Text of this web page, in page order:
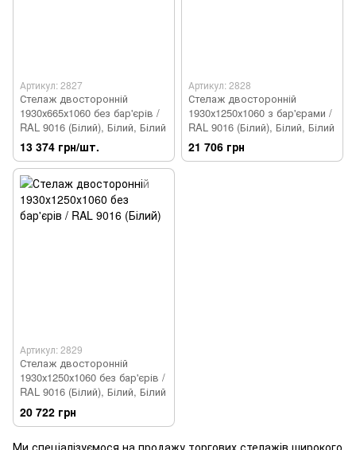
Артикул: 2827
Стелаж двосторонній
1930х665х1060 без бар'єрів /
RAL 9016 (Білий), Білий, Білий
13 374 грн/шт.
Артикул: 2828
Стелаж двосторонній
1930х1250х1060 з бар'єрами /
RAL 9016 (Білий), Білий, Білий
21 706 грн
Артикул: 2829
Стелаж двосторонній
1930х1250х1060 без бар'єрів /
RAL 9016 (Білий), Білий, Білий
20 722 грн
Ми спеціалізуємося на продажу торгових стелажів широкого